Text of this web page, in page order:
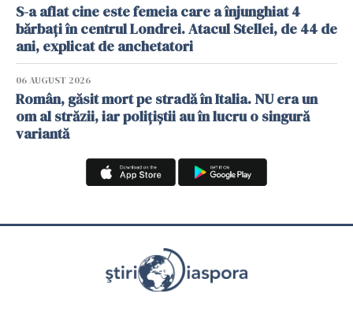
S-a aflat cine este femeia care a înjunghiat 4
bărbați în centrul Londrei. Atacul Stellei, de 44 de
ani, explicat de anchetatori
06 AUGUST 2026
Român, găsit mort pe stradă în Italia. NU era un
om al străzii, iar polițiștii au în lucru o singură
variantă